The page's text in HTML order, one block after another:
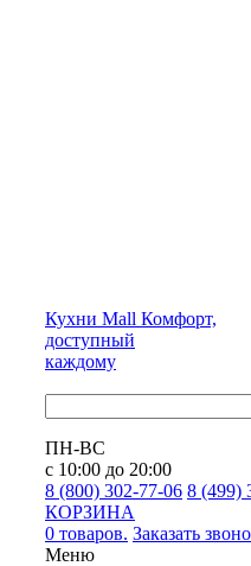
Кухни Mall Комфорт,
доступный
каждому
ПН-ВС
с 10:00 до 20:00
8 (800) 302-77-06 8 (499)
КОРЗИНА
0 товаров. Заказать
Меню